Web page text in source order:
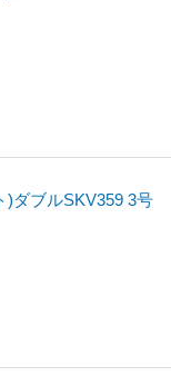
)ダブルSKV359 3号